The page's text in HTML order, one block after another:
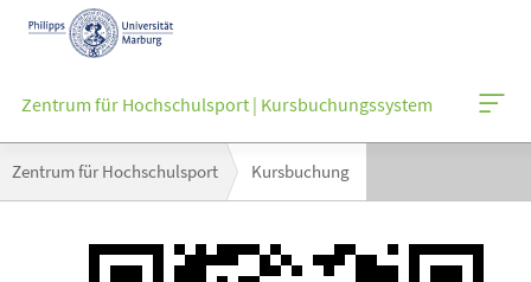
Navigation
Zentrum für Hochschulsport | Kursbuchungssystem
Navigation
Zentrum für Hochschulsport Kursbuchung